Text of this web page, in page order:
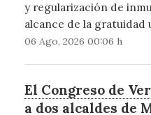
y regularización de
alcance de la gratuidad
06 Ago, 2026 00:06 h
El Congreso de
a dos alcaldes de